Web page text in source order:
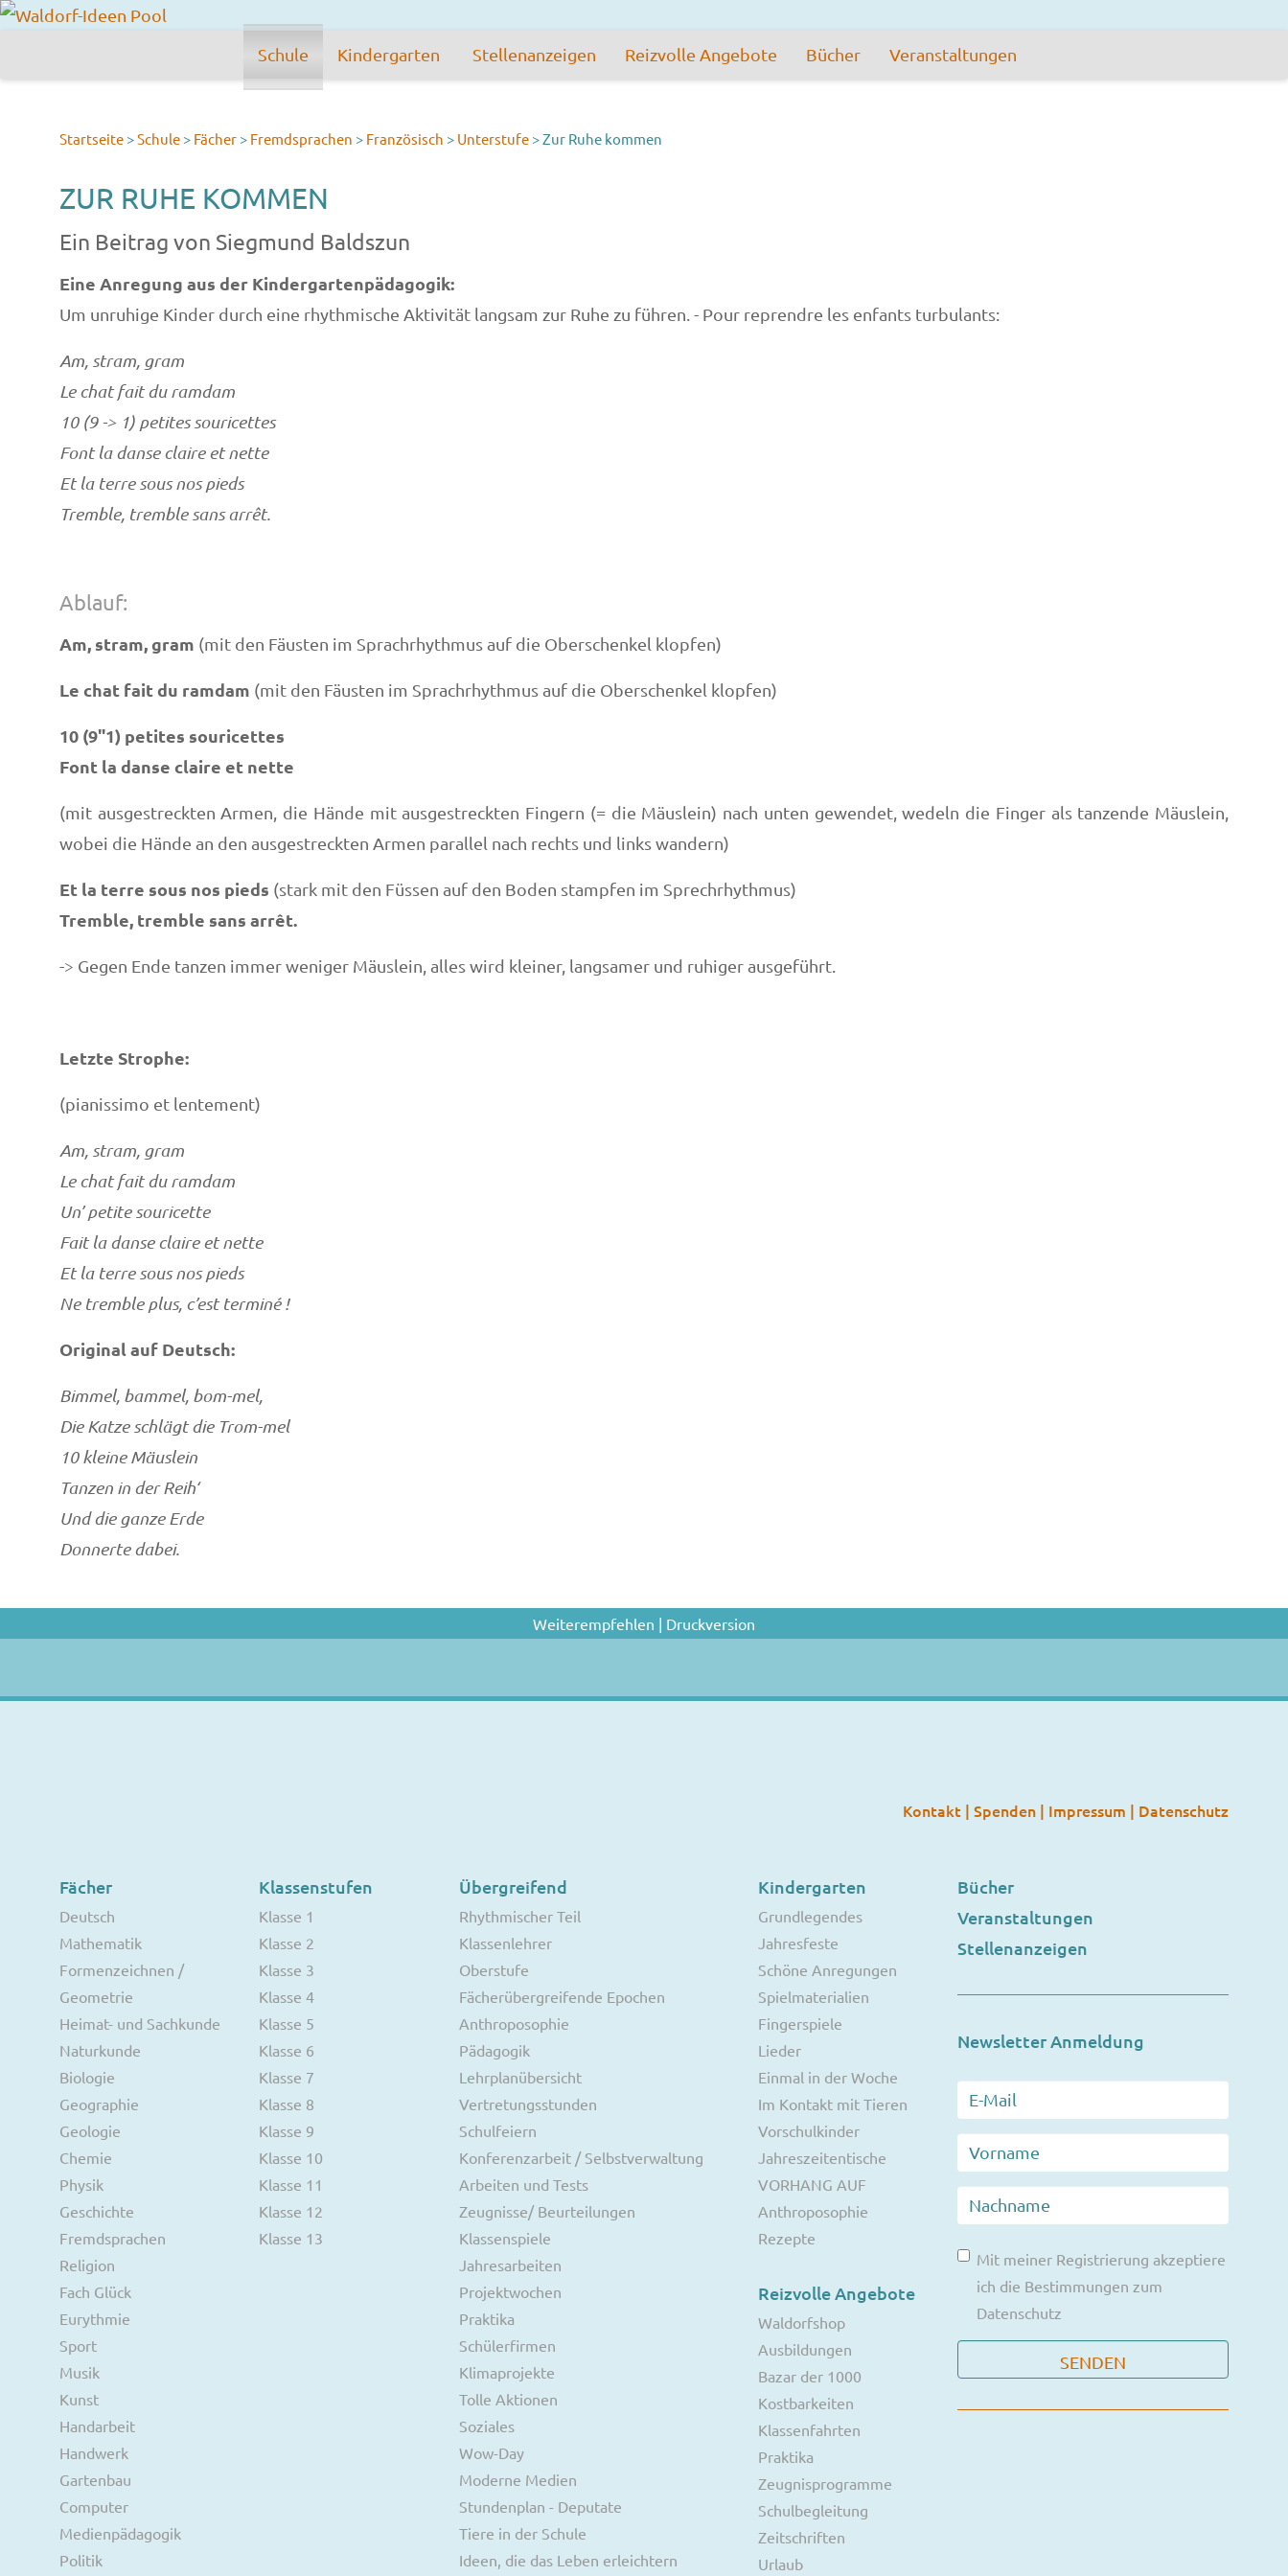
Schule Kindergarten Stellenanzeigen Reizvolle Angebote Bücher Veranstaltungen
Startseite >Schule > Fächer > Fremdsprachen > Französisch > Unterstufe >Zur Ruhe kommen
ZUR RUHE KOMMEN
Ein Beitrag von Siegmund Baldszun
Eine Anregung aus der Kindergartenpädagogik:
Um unruhige Kinder durch eine rhythmische Aktivität langsam zur Ruhe zu führen. - Pour reprendre les enfants turbulants:
Am, stram, gram
Le chat fait du ramdam
10 (9 -> 1) petites souricettes
Font la danse claire et nette
Et la terre sous nos pieds
Tremble, tremble sans arrêt.
Ablauf:
Am, stram, gram (mit den Fäusten im Sprachrhythmus auf die Oberschenkel klopfen)
Le chat fait du ramdam (mit den Fäusten im Sprachrhythmus auf die Oberschenkel klopfen)
10 (9"1) petites souricettes
Font la danse claire et nette
(mit ausgestreckten Armen, die Hände mit ausgestreckten Fingern (= die Mäuslein) nach unten gewendet, wedeln die Finger als tanzende Mäuslein,
wobei die Hände an den ausgestreckten Armen parallel nach rechts und links wandern)
Et la terre sous nos pieds (stark mit den Füssen auf den Boden stampfen im Sprechrhythmus)
Tremble, tremble sans arrêt.
-> Gegen Ende tanzen immer weniger Mäuslein, alles wird kleiner, langsamer und ruhiger ausgeführt.
Letzte Strophe:
(pianissimo et lentement)
Am, stram, gram
Le chat fait du ramdam
Un’ petite souricette
Fait la danse claire et nette
Et la terre sous nos pieds
Ne tremble plus, c’est terminé !
Original auf Deutsch:
Bimmel, bammel, bom-mel,
Die Katze schlägt die Trom-mel
10 kleine Mäuslein
Tanzen in der Reih‘
Und die ganze Erde
Donnerte dabei.
Weiterempfehlen | Druckversion
Kontakt | Spenden | Impressum | Datenschutz
Fächer
Deutsch
Mathematik
Formenzeichnen /
Geometrie
Heimat- und Sachkunde
Naturkunde
Biologie
Geographie
Geologie
Chemie
Physik
Geschichte
Fremdsprachen
Religion
Fach Glück
Eurythmie
Sport
Musik
Kunst
Handarbeit
Handwerk
Gartenbau
Computer
Medienpädagogik
Politik
Klassenstufen
Klasse 1
Klasse 2
Klasse 3
Klasse 4
Klasse 5
Klasse 6
Klasse 7
Klasse 8
Klasse 9
Klasse 10
Klasse 11
Klasse 12
Klasse 13
Übergreifend
Rhythmischer Teil
Klassenlehrer
Oberstufe
Fächerübergreifende Epochen
Anthroposophie
Pädagogik
Lehrplanübersicht
Vertretungsstunden
Schulfeiern
Konferenzarbeit / Selbstverwaltung
Arbeiten und Tests
Zeugnisse/ Beurteilungen
Klassenspiele
Jahresarbeiten
Projektwochen
Praktika
Schülerfirmen
Klimaprojekte
Tolle Aktionen
Soziales
Wow-Day
Moderne Medien
Stundenplan - Deputate
Tiere in der Schule
Ideen, die das Leben erleichtern
Kindergarten
Grundlegendes
Jahresfeste
Schöne Anregungen
Spielmaterialien
Fingerspiele
Lieder
Einmal in der Woche
Im Kontakt mit Tieren
Vorschulkinder
Jahreszeitentische
VORHANG AUF
Anthroposophie
Rezepte
Reizvolle Angebote
Waldorfshop
Ausbildungen
Bazar der 1000
Kostbarkeiten
Klassenfahrten
Praktika
Zeugnisprogramme
Schulbegleitung
Zeitschriften
Urlaub
Bücher
Veranstaltungen
Stellenanzeigen
Newsletter Anmeldung
Mit meiner Registrierung akzeptiere
ich die Bestimmungen zum
Datenschutz